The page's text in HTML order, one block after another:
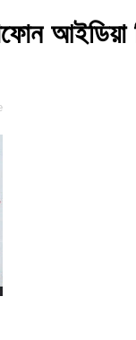
আইডিয়া